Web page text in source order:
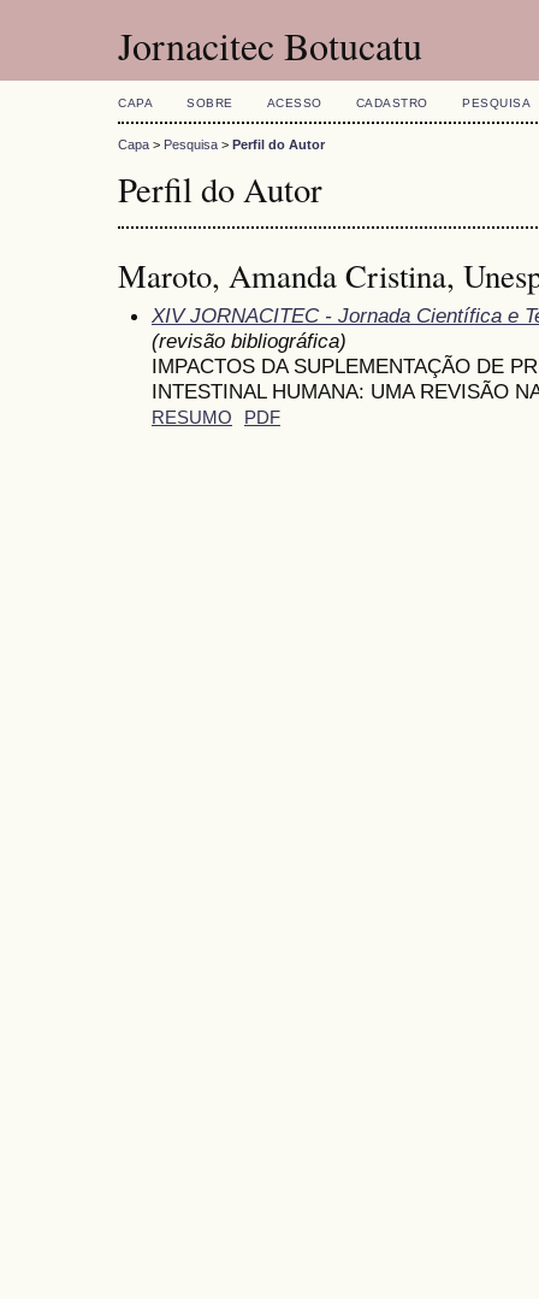
Jornacitec Botucatu
CAPA SOBRE ACESSO CADASTRO PESQUISA
Capa > Pesquisa > Perfil do Autor
Perfil do Autor
Maroto, Amanda Cristina,
XIV JORNACITEC - Jornada Científica e
(revisão bibliográfica)
IMPACTOS DA SUPLEMENTAÇÃO DE
INTESTINAL HUMANA: UMA REVISÃO
RESUMO PDF